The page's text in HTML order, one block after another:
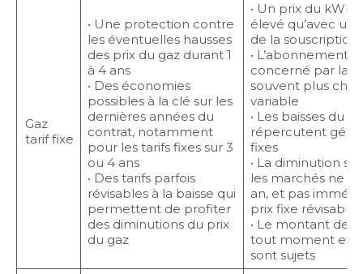
Gaz
tarif fixe
• Une protection contre
les éventuelles hausses
des prix du gaz durant 1
à 4 ans
• Des économies
possibles à la clé sur les
dernières années du
contrat, notamment
pour les tarifs fixes sur 3
ou 4 ans
• Des tarifs parfois
révisables à la baisse qui
permettent de profiter
des diminutions du prix
du gaz
• Un prix du kWh
élevé qu’avec
de la souscription
• L’abonnement
concerné par la
souvent plus cher
variable
• Les baisses du
répercutent
fixes
• La diminution
les marchés ne
an, et pas
prix fixe révisable
• Le montant des
tout moment et
sont sujets